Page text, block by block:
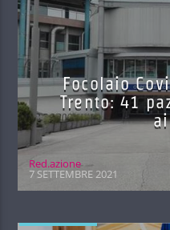
Focolaio
Trento: 41
Red.azione
7 SETTEMBRE 2021